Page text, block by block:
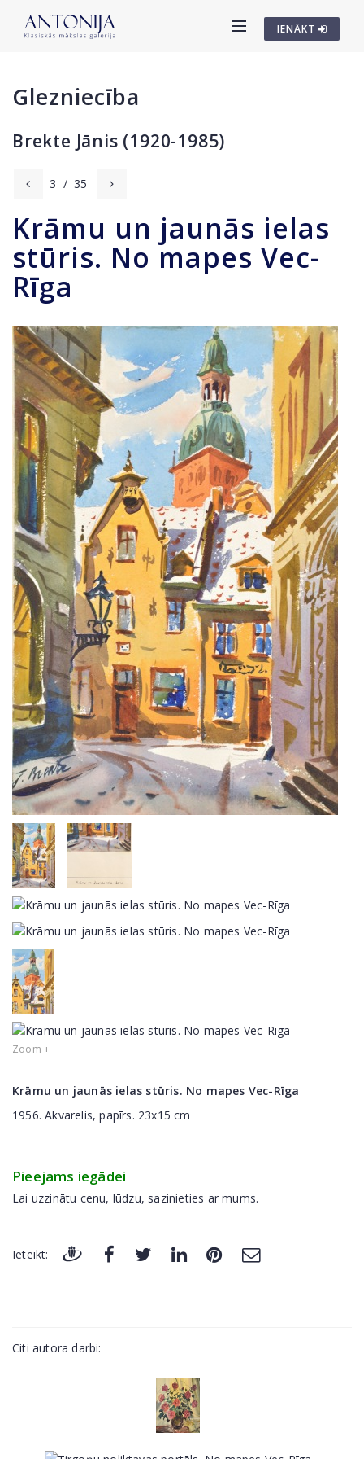
IENĀKT
Glezniecība
Brekte Jānis (1920-1985)
3 / 35
Krāmu un jaunās ielas
stūris. No mapes Vec-
Rīga
Zoom +
Krāmu un jaunās ielas stūris. No mapes Vec-Rīga
1956. Akvarelis, papīrs. 23x15 cm
Pieejams iegādei
Lai uzzinātu cenu, lūdzu, sazinieties ar mums.
Ieteikt:
Citi autora darbi: